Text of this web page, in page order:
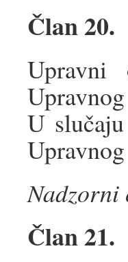
Član 20.
Upravni
U
Nadzorni
Član 21.